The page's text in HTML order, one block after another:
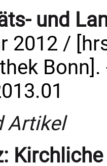
und
2012 /
Bonn].
Artikel